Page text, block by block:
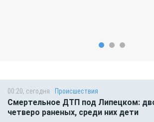
00:20, сегодня Происшествия
Смертельное ДТП под Липецком:
четверо раненых, среди них дети